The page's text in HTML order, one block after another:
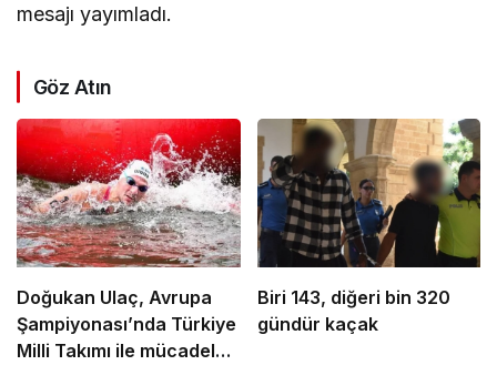
mesajı yayımladı.
Göz Atın
Doğukan Ulaç, Avrupa
Şampiyonası’nda Türkiye
Milli Takımı ile mücadele
Biri 143, diğeri bin 320
gündür kaçak